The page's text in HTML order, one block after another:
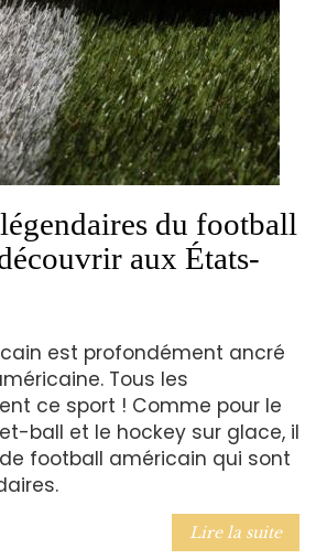
du football
aux États-
est profondément ancré
Tous les
ce sport ! Comme pour le
ball et le hockey sur glace, il
football américain qui sont
Lire la suite